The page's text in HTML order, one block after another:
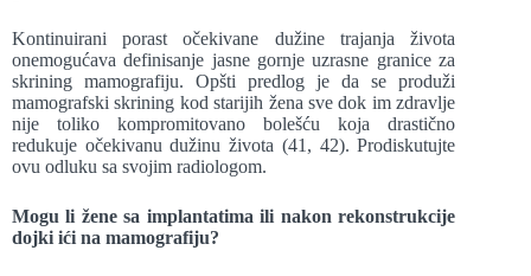
Kontinuirani porast očekivane dužine trajanja života
onemogućava definisanje jasne gornje uzrasne granice za
skrining mamografiju. Opšti predlog je da se produži
mamografski skrining kod starijih žena sve dok im zdravlje
nije toliko kompromitovano bolešću koja drastično
redukuje očekivanu dužinu života (41, 42). Prodiskutujte
ovu odluku sa svojim radiologom.
Mogu li žene sa implantatima ili nakon rekonstrukcije
dojki ići na mamografiju?